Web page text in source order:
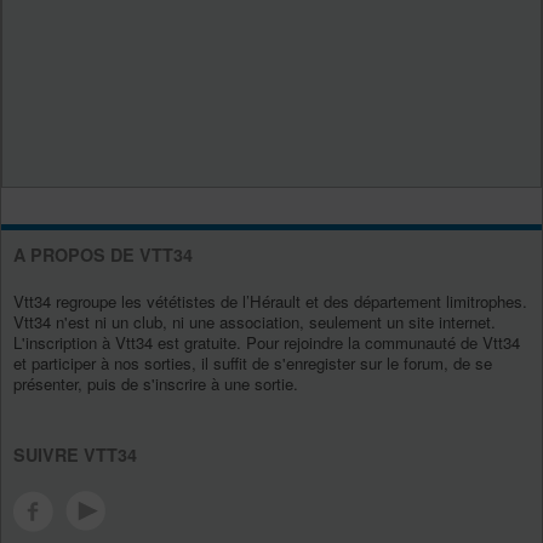
A PROPOS DE VTT34
Vtt34 regroupe les vététistes de l’Hérault et des département limitrophes.
Vtt34 n'est ni un club, ni une association, seulement un site internet.
L'inscription à Vtt34 est gratuite. Pour rejoindre la communauté de Vtt34
et participer à nos sorties, il suffit de s'enregister sur le forum, de se
présenter, puis de s'inscrire à une sortie.
SUIVRE VTT34